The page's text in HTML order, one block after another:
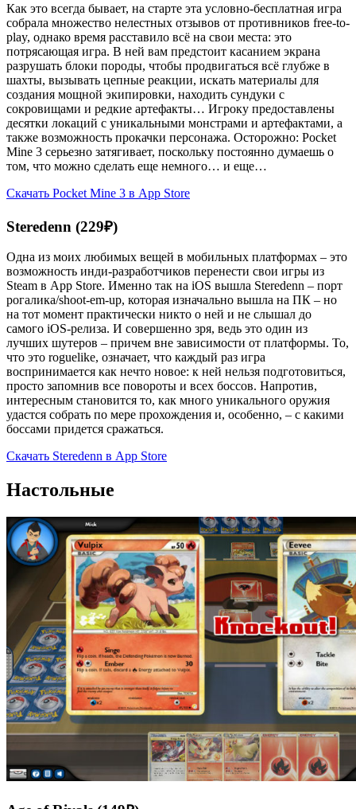
Как это всегда бывает, на старте эта условно-бесплатная игра
собрала множество нелестных отзывов от противников free-to-
play, однако время расставило всё на свои места: это
потрясающая игра. В ней вам предстоит касанием экрана
разрушать блоки породы, чтобы продвигаться всё глубже в
шахты, вызывать цепные реакции, искать материалы для
создания мощной экипировки, находить сундуки с
сокровищами и редкие артефакты… Игроку предоставлены
десятки локаций с уникальными монстрами и артефактами, а
также возможность прокачки персонажа. Осторожно: Pocket
Mine 3 серьезно затягивает, поскольку постоянно думаешь о
том, что можно сделать еще немного… и еще…
Скачать Pocket Mine 3 в App Store
Steredenn (229₽)
Одна из моих любимых вещей в мобильных платформах – это
возможность инди-разработчиков перенести свои игры из
Steam в App Store. Именно так на iOS вышла Steredenn – порт
рогалика/shoot-em-up, которая изначально вышла на ПК – но
на тот момент практически никто о ней и не слышал до
самого iOS-релиза. И совершенно зря, ведь это один из
лучших шутеров – причем вне зависимости от платформы. То,
что это roguelike, означает, что каждый раз игра
воспринимается как нечто новое: к ней нельзя подготовиться,
просто запомнив все повороты и всех боссов. Напротив,
интересным становится то, как много уникального оружия
удастся собрать по мере прохождения и, особенно, – с какими
боссами придется сражаться.
Скачать Steredenn в App Store
Настольные